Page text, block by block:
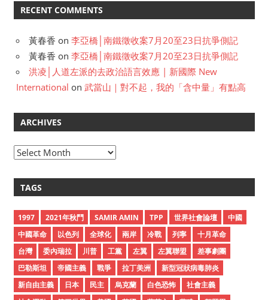
RECENT COMMENTS
黃春香 on 李亞橋│南鐵徵收案7月20至23日抗爭側記
黃春香 on 李亞橋│南鐵徵收案7月20至23日抗爭側記
洪凌│人道左派的去政治語言效應 | 新國際 New
International on 武當山｜對不起，我的「含中量」有點高
ARCHIVES
A
h
v
e
s
TAGS
1997 2021年秋鬥 SAMIR AMIN TPP 世界社會論壇
中國
中國革命
以色列 全球化 兩岸 冷戰 列寧
十月革命
台灣
委內瑞拉 川普 工黨 左翼 左翼聯盟
差事劇團
巴勒斯坦
帝國主義 戰爭 拉丁美洲
新型冠狀病毒肺炎
新自由主義
日本 民主 烏克蘭 白色恐怖
社會主義